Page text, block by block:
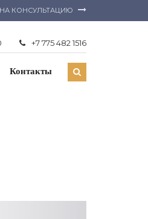
КОНСУЛЬТАЦИЮ
+7 775 482 1516
Контакты